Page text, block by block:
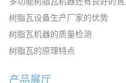
树脂瓦设备生产厂家的优势
树脂瓦机器的质量检测
树脂瓦的原理特点
产品展厅